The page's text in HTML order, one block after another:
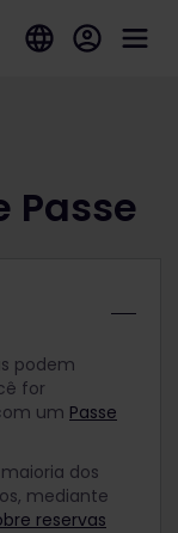
Passe
podem
for
um Passe
dos
mediante
reservas